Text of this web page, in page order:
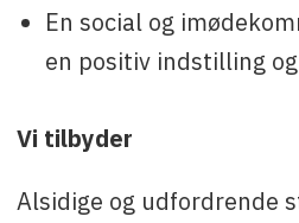
En social og
en positiv indstilling
Vi tilbyder
Alsidige og udfordrende